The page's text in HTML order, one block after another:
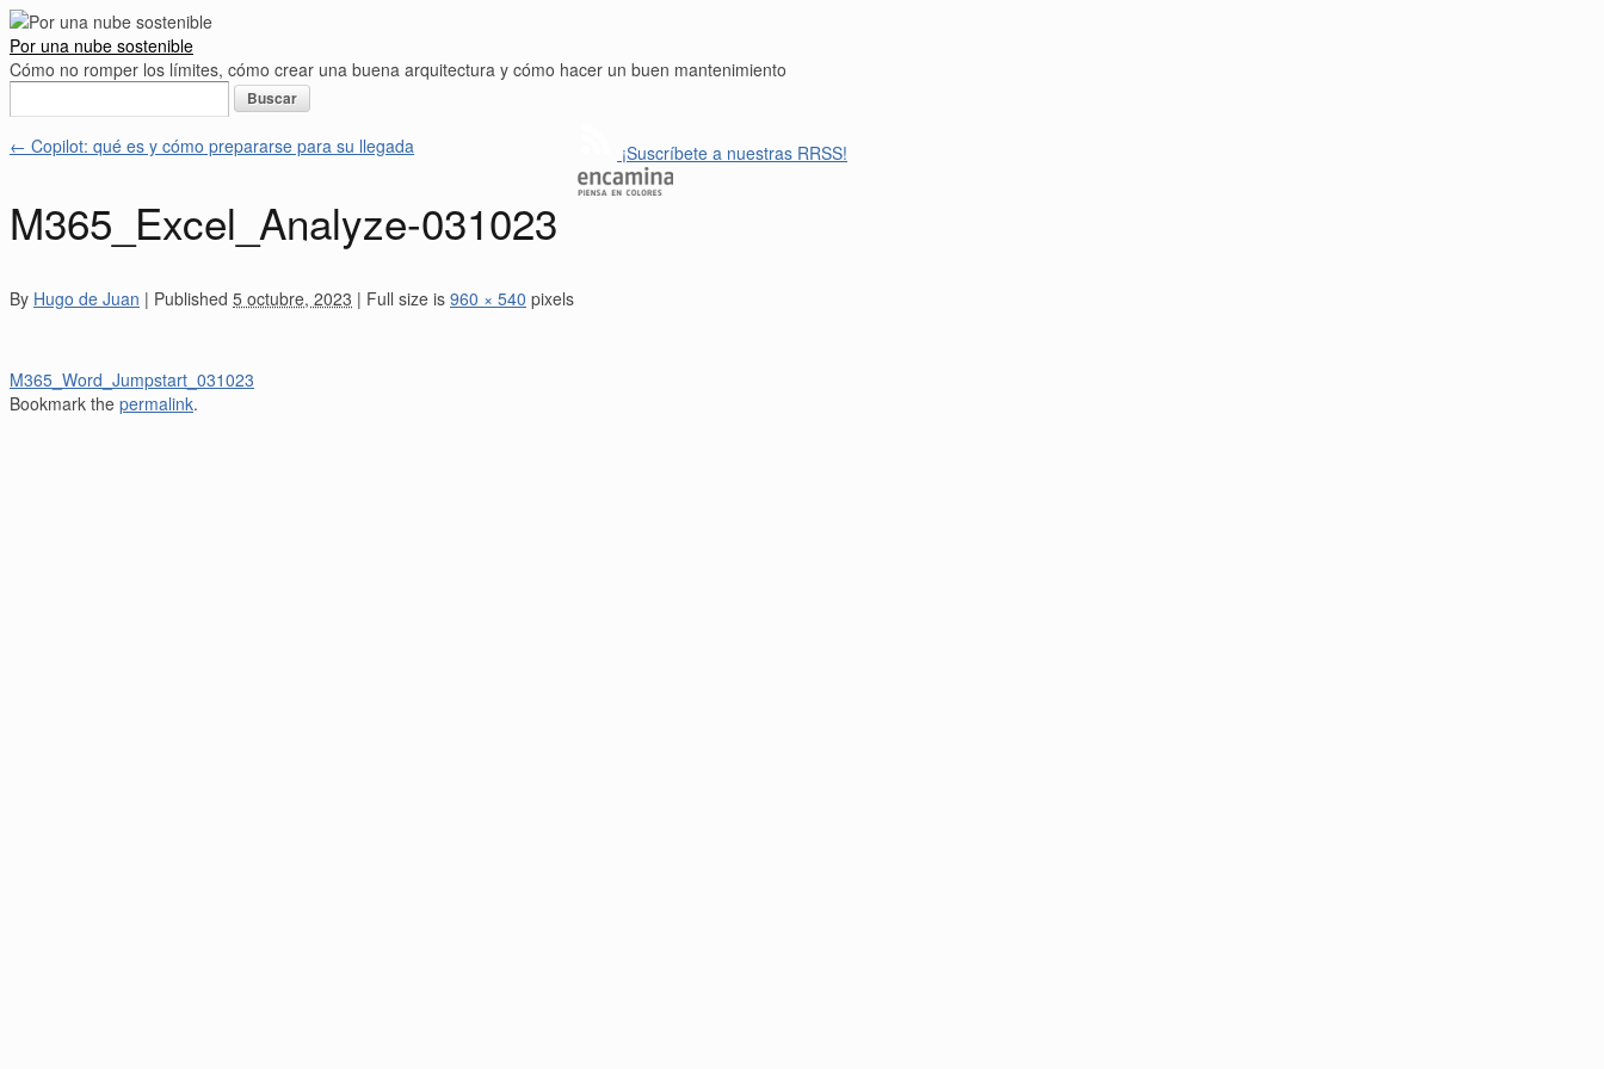
Por una nube sostenible
Cómo no romper los límites, cómo crear una buena arquitectura y cómo hacer un buen mantenimiento
← Copilot: qué es y cómo prepararse para su llegada
M365_Excel_Analyze-031023
By Hugo de Juan | Published 5 octubre, 2023 | Full size is 960 × 540 pixels
M365_Word_Jumpstart_031023
Bookmark the permalink.
¡Suscríbete a nuestras RRSS!